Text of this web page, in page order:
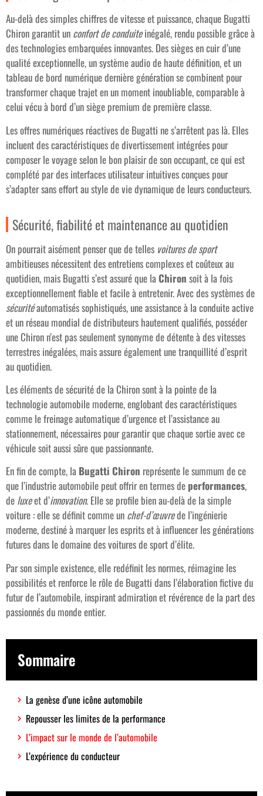
Au-delà des simples chiffres de vitesse et puissance, chaque Bugatti
Chiron garantit un confort de conduiteinégalé, rendu possible grâce à
des technologies embarquées innovantes. Des sièges en cuir d’une
qualité exceptionnelle, un système audio de haute définition, et un
tableau de bord numérique dernière génération se combinent pour
transformer chaque trajet en un moment inoubliable, comparable à
celui vécu à bord d’un siège premium de première classe.
Les offres numériques réactives de Bugatti ne s’arrêtent pas là. Elles
incluent des caractéristiques de divertissement intégrées pour
composer le voyage selon le bon plaisir de son occupant, ce qui est
complété par des interfaces utilisateur intuitives conçues pour
s’adapter sans effort au style de vie dynamique de leurs conducteurs.
Sécurité, fiabilité et maintenance au quotidien
On pourrait aisément penser que de telles voitures de sport
ambitieuses nécessitent des entretiens complexes et coûteux au
quotidien, mais Bugatti s’est assuré que la Chiron soit à la fois
exceptionnellement fiable et facile à entretenir. Avec des systèmes de
sécuritéautomatisés sophistiqués, une assistance à la conduite active
et un réseau mondial de distributeurs hautement qualifiés, posséder
une Chiron n’est pas seulement synonyme de détente à des vitesses
terrestres inégalées, mais assure également une tranquillité d’esprit
au quotidien.
Les éléments de sécurité de la Chiron sont à la pointe de la
technologie automobile moderne, englobant des caractéristiques
comme le freinage automatique d’urgence et l’assistance au
stationnement, nécessaires pour garantir que chaque sortie avec ce
véhicule soit aussi sûre que passionnante.
En fin de compte, la Bugatti Chiron représente le summum de ce
que l’industrie automobile peut offrir en termes de performances,
de luxeet d’innovation. Elle se profile bien au-delà de la simple
voiture : elle se définit comme un chef-d’œuvrede l’ingénierie
moderne, destiné à marquer les esprits et à influencer les générations
futures dans le domaine des voitures de sport d’élite.
Par son simple existence, elle redéfinit les normes, réimagine les
possibilités et renforce le rôle de Bugatti dans l’élaboration fictive du
futur de l’automobile, inspirant admiration et révérence de la part des
passionnés du monde entier.
Sommaire
La genèse d’une icône automobile
Repousser les limites de la performance
L’impact sur le monde de l’automobile
L’expérience du conducteur